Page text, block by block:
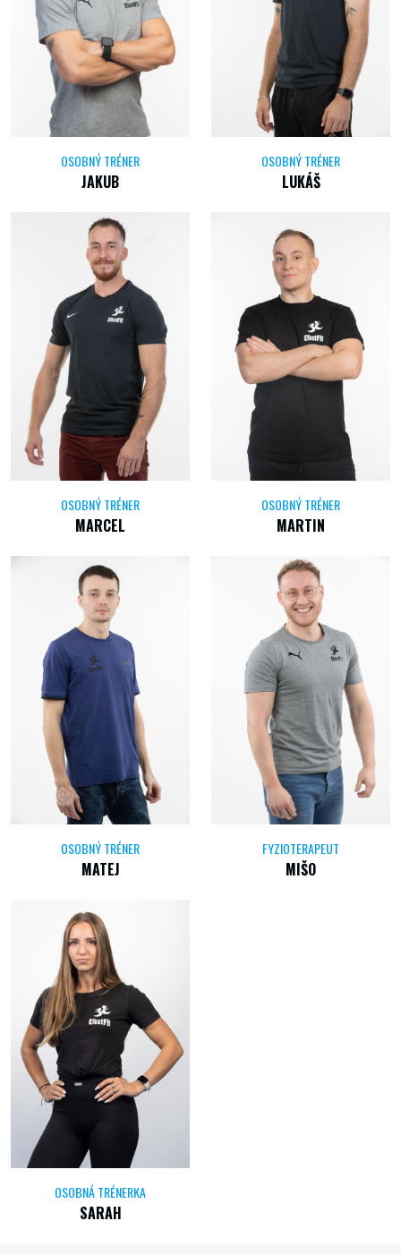
OSOBNÝ TRÉNER
JAKUB
OSOBNÝ TRÉNER
LUKÁŠ
OSOBNÝ TRÉNER
MARCEL
OSOBNÝ TRÉNER
MARTIN
OSOBNÝ TRÉNER
MATEJ
FYZIOTERAPEUT
MIŠO
OSOBNÁ TRÉNERKA
SARAH